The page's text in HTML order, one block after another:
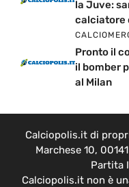
la Juve:
calciatore
Pronto il
il bomber
al Milan
Calciopolis.it di
Marchese 10,
Partita
Calciopolis.it non è